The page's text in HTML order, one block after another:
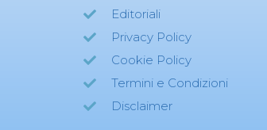
Editoriali
Privacy Policy
Cookie Policy
Termini e Condizioni
Disclaimer